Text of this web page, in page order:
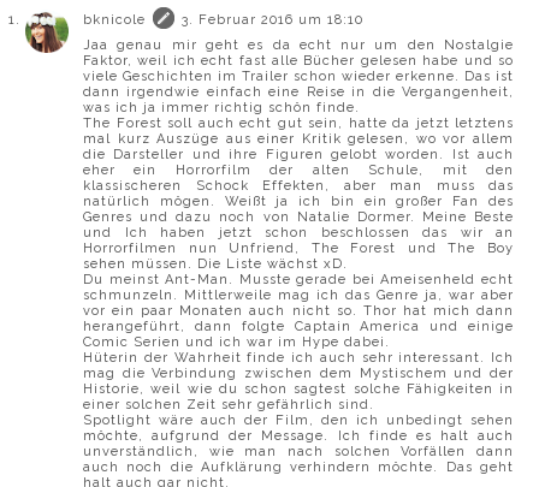
bknicole
3. Februar 2016 um 18:10
Jaa genau mir geht es da echt nur um den Nostalgie
Faktor, weil ich echt fast alle Bücher gelesen habe und so
viele Geschichten im Trailer schon wieder erkenne. Das ist
dann irgendwie einfach eine Reise in die Vergangenheit,
was ich ja immer richtig schön finde.
The Forest soll auch echt gut sein, hatte da jetzt letztens
mal kurz Auszüge aus einer Kritik gelesen, wo vor allem
die Darsteller und ihre Figuren gelobt worden. Ist auch
eher ein Horrorfilm der alten Schule, mit den
klassischeren Schock Effekten, aber man muss das
natürlich mögen. Weißt ja ich bin ein großer Fan des
Genres und dazu noch von Natalie Dormer. Meine Beste
und Ich haben jetzt schon beschlossen das wir an
Horrorfilmen nun Unfriend, The Forest und The Boy
sehen müssen. Die Liste wächst xD.
Du meinst Ant-Man. Musste gerade bei Ameisenheld echt
schmunzeln. Mittlerweile mag ich das Genre ja, war aber
vor ein paar Monaten auch nicht so. Thor hat mich dann
herangeführt, dann folgte Captain America und einige
Comic Serien und ich war im Hype dabei.
Hüterin der Wahrheit finde ich auch sehr interessant. Ich
mag die Verbindung zwischen dem Mystischem und der
Historie, weil wie du schon sagtest solche Fähigkeiten in
einer solchen Zeit sehr gefährlich sind.
Spotlight wäre auch der Film, den ich unbedingt sehen
möchte, aufgrund der Message. Ich finde es halt auch
unverständlich, wie man nach solchen Vorfällen dann
auch noch die Aufklärung verhindern möchte. Das geht
halt auch gar nicht.